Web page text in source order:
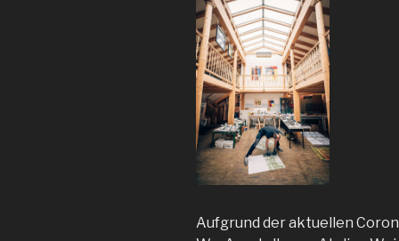
Aufgrund der aktuellen